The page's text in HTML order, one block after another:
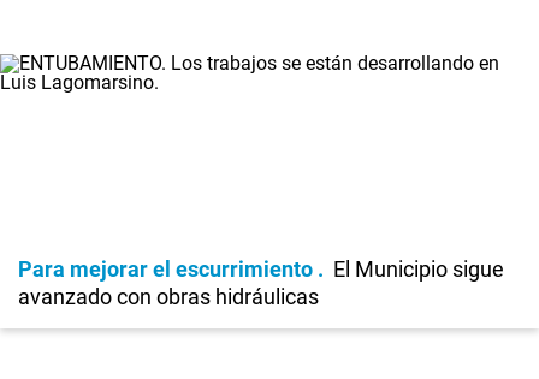
Para mejorar el escurrimiento
El Municipio sigue
avanzado con obras hidráulicas